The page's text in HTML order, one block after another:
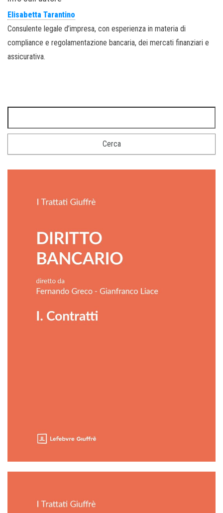
Elisabetta Tarantino
Consulente legale d’impresa, con esperienza in materia di
compliance e regolamentazione bancaria, dei mercati finanziari e
assicurativa.